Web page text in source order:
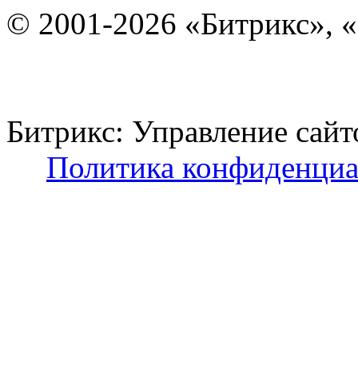
© 2001-2026 «Битрикс»,
Битрикс: Управление
Политика